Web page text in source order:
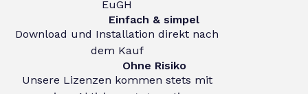
EuGH
Einfach & simpel
Download und Installation direkt nach
dem Kauf
Ohne Risiko
Unsere Lizenzen kommen stets mit